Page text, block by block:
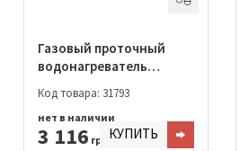
Газовый проточный
водонагреватель
Glass Metropoli
Код товара: 31793
3 116 грн.
нет в наличии
КУПИТЬ